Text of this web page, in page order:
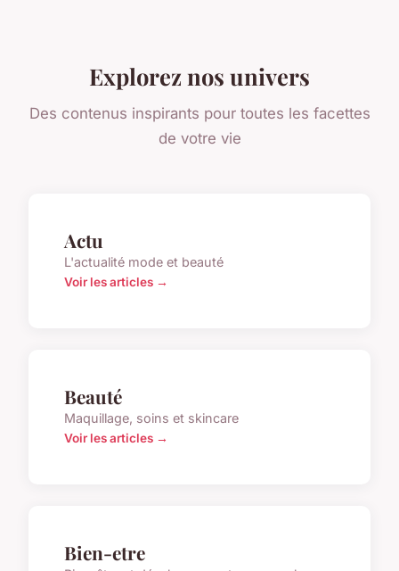
Explorez nos univers
Des contenus inspirants pour toutes les facettes
de votre vie
Actu
L'actualité mode et beauté
Voir les articles →
Beauté
Maquillage, soins et skincare
Voir les articles →
Bien-etre